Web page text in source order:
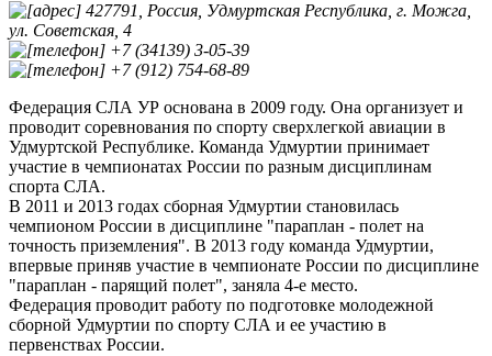
427791, Россия, Удмуртская Республика, г. Можга,
ул. Советская, 4
+7 (34139) 3-05-39
+7 (912) 754-68-89
Федерация СЛА УР основана в 2009 году. Она организует и
проводит соревнования по спорту сверхлегкой авиации в
Удмуртской Республике. Команда Удмуртии принимает
участие в чемпионатах России по разным дисциплинам
спорта СЛА.
В 2011 и 2013 годах сборная Удмуртии становилась
чемпионом России в дисциплине "параплан - полет на
точность приземления". В 2013 году команда Удмуртии,
впервые приняв участие в чемпионате России по дисциплине
"параплан - парящий полет", заняла 4-е место.
Федерация проводит работу по подготовке молодежной
сборной Удмуртии по спорту СЛА и ее участию в
первенствах России.